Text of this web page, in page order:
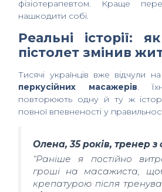
фізіотерапевтом. Краще
нашкодити собі.
Реальні історії:
пістолет змінив
Тисячі українців вже відчули
перкусійних масажерів.
повторюють одну й ту ж
повної впевненості у
Олена, 35 років, тренер з
“Раніше я постійно
гроші на масажиста,
крепатурою після